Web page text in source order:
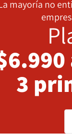
mayoría no
3